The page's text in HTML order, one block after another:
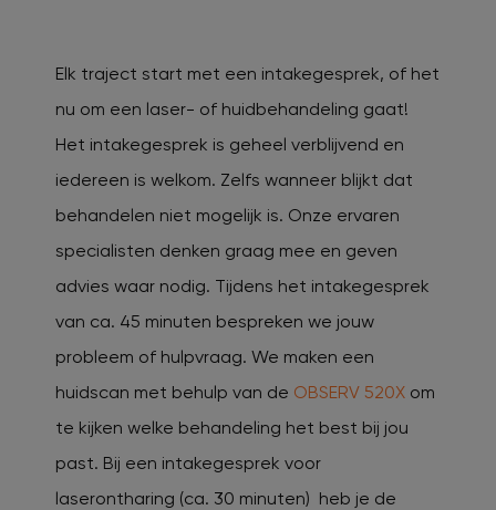
Elk traject start met een intakegesprek, of het
nu om een laser- of huidbehandeling gaat!
Het intakegesprek is geheel verblijvend en
iedereen is welkom. Zelfs wanneer blijkt dat
behandelen niet mogelijk is. Onze ervaren
specialisten denken graag mee en geven
advies waar nodig. Tijdens het intakegesprek
van ca. 45 minuten bespreken we jouw
probleem of hulpvraag. We maken een
huidscan met behulp van de OBSERV 520X om
te kijken welke behandeling het best bij jou
past. Bij een intakegesprek voor
laserontharing (ca. 30 minuten) heb je de